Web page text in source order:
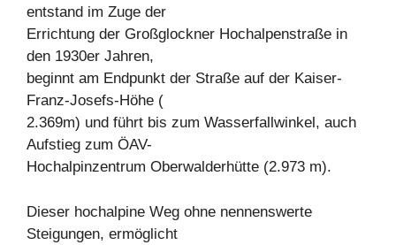
entstand im Zuge der
Errichtung der Großglockner Hochalpenstraße in
den 1930er Jahren,
beginnt am Endpunkt der Straße auf der Kaiser-
Franz-Josefs-Höhe (
2.369m) und führt bis zum Wasserfallwinkel, auch
Aufstieg zum ÖAV-
Hochalpinzentrum Oberwalderhütte (2.973 m).
Dieser hochalpine Weg ohne nennenswerte
Steigungen, ermöglicht